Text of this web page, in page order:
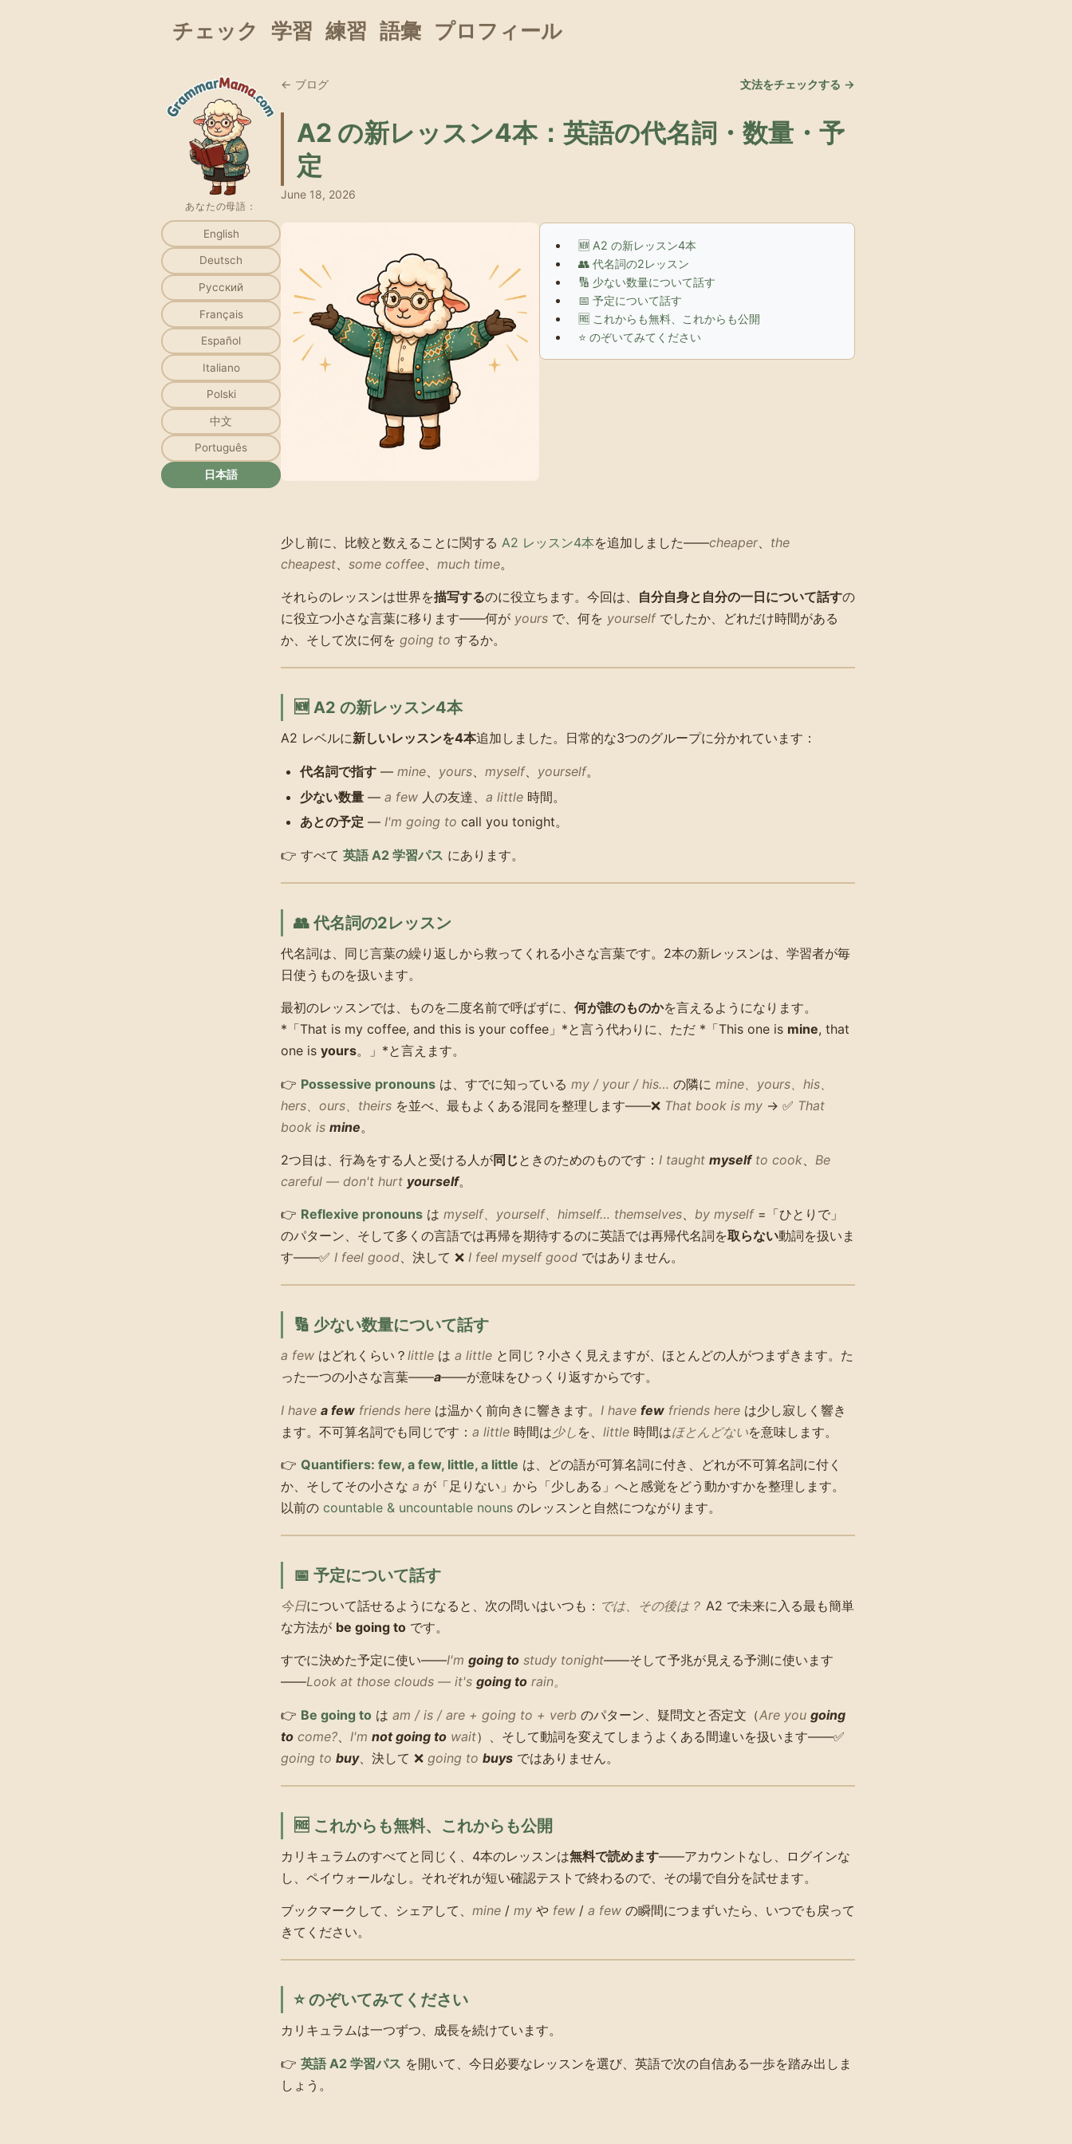
チェック 学習 練習 語彙 プロフィール
あなたの母語：
English
Deutsch
Русский
Français
Español
Italiano
Polski
中文
Português
日本語
← ブログ 文法をチェックする →
A2 の新レッスン4本：英語の代名詞・数量・予
定
June 18, 2026
🆕 A2 の新レッスン4本
👥 代名詞の2レッスン
🔢 少ない数量について話す
📅 予定について話す
🆓 これからも無料、これからも公開
⭐ のぞいてみてください
少し前に、比較と数えることに関する A2 レッスン4本を追加しました——cheaper、 the
cheapest
some coffee much time。
それらのレッスンは世界を描写するのに役立ちます。今回は、 自分自身と自分の一日について話すの
に役立つ小さな言葉に移ります——何が yours で、何を yourselfでしたか、どれだけ時間がある
か、そして次に何を going to するか。
🆕 A2 の新レッスン4本
A2 レベルに新しいレッスンを4本追加しました。日常的な3つのグループに分かれています：
代名詞で指す — mine yours myself、 yourself。
少ない数量 — a few 人の友達、 a little 時間。
あとの予定 — I'm going to call you tonight。
👉 すべて 英語 A2 学習パス にあります。
👥 代名詞の2レッスン
代名詞は、同じ言葉の繰り返しから救ってくれる小さな言葉です。2本の新レッスンは、学習者が毎
日使うものを扱います。
最初のレッスンでは、ものを二度名前で呼ばずに、 何が誰のものかを言えるようになります。
*「That is my coffee, and this is your coffee」*と言う代わりに、ただ *「This one is mine, that
one is yours。」*と言えます。
👉 Possessive pronouns は、すでに知っている my / your / his… の隣に mine、yours、his、
hers、ours、theirs を並べ、最もよくある混同を整理します——❌ That book is my → ✅ That
book is mine。
2つ目は、行為をする人と受ける人が同じときのためのものです： I taught myselfto cook
Be
careful — don't hurt yourself。
👉 Reflexive pronouns は myself、yourself、himself… themselves、 by myself=「ひとりで」
のパターン、そして多くの言語では再帰を期待するのに英語では再帰代名詞を取らない動詞を扱いま
す——✅ I feel good、決して ❌ I feel myself good ではありません。
🔢 少ない数量について話す
a few はどれくらい？ little は a little と同じ？小さく見えますが、ほとんどの人がつまずきます。た
った一つの小さな言葉——a——が意味をひっくり返すからです。
I have a few friends here は温かく前向きに響きます。 I have few friends here は少し寂しく響き
ます。不可算名詞でも同じです： a little 時間は少し を、 little 時間はほとんどないを意味します。
👉 Quantifiers: few, a few, little, a little は、どの語が可算名詞に付き、どれが不可算名詞に付く
か、そしてその小さな a が「足りない」から「少しある」へと感覚をどう動かすかを整理します。
以前の countable & uncountable nouns のレッスンと自然につながります。
📅 予定について話す
今日について話せるようになると、次の問いはいつも： では、その後は？ A2 で未来に入る最も簡単
な方法が be going to です。
すでに決めた予定に使い——I'm going to study tonight——そして予兆が見える予測に使います
——Look at those clouds — it's going to rain。
👉 Be going to は am / is / are + going to + verb のパターン、疑問文と否定文（Are you going
to come? I'm not going to wait）、そして動詞を変えてしまうよくある間違いを扱います——✅
going to buy、決して ❌ going to buys ではありません。
🆓 これからも無料、これからも公開
カリキュラムのすべてと同じく、4本のレッスンは無料で読めます——アカウントなし、ログインな
し、ペイウォールなし。それぞれが短い確認テストで終わるので、その場で自分を試せます。
ブックマークして、シェアして、 mine / my や few / a few の瞬間につまずいたら、いつでも戻って
きてください。
⭐ のぞいてみてください
カリキュラムは一つずつ、成長を続けています。
👉 英語 A2 学習パス を開いて、今日必要なレッスンを選び、英語で次の自信ある一歩を踏み出しま
しょう。